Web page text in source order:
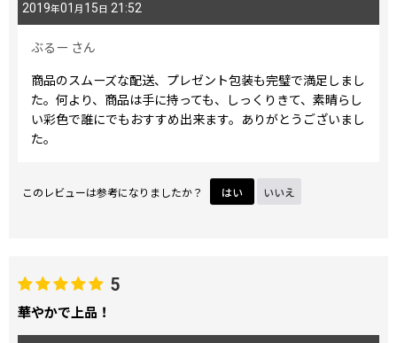
2019年01 月 15 日 21:52
ぶるー さん
商品のスムーズな配送、プレゼント包装も完璧で満足しまし
た。何より、商品は手に持っても、しっくりきて、素晴らし
い彩色で誰にでもおすすめ出来ます。ありがとうございまし
た。
このレビューは参考になりましたか？ はい いいえ
5
華やかで上品！